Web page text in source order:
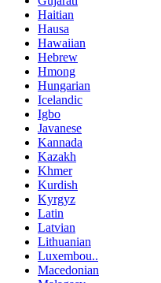
Haitian
Hausa
Hawaiian
Hebrew
Hmong
Hungarian
Icelandic
Igbo
Javanese
Kannada
Kazakh
Khmer
Kurdish
Kyrgyz
Latin
Latvian
Lithuanian
Luxembou..
Macedonian